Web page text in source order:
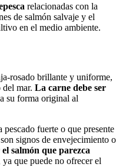
relacionadas con la
de salmón salvaje y el
en el medio ambiente.
rosado brillante y uniforme,
mar. La carne debe ser
su forma original al
fuerte o que presente
signos de envejecimiento o
salmón que parezca
ya que puede no ofrecer el